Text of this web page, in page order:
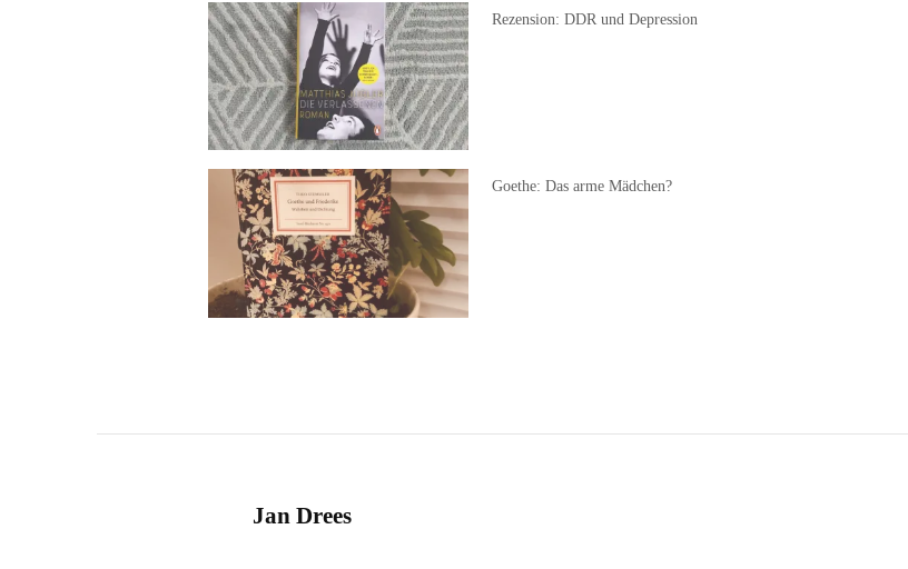
Rezension: DDR und Depression
Goethe: Das arme Mädchen?
Jan Drees